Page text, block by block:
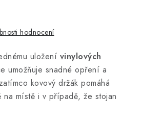
hodnocení
uložení vinylových
umožňuje snadné opření a
kovový držák pomáhá
místě i v případě, že stojan